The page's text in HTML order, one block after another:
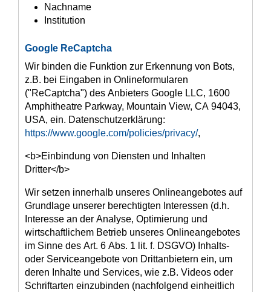
Nachname
Institution
Google ReCaptcha
Wir binden die Funktion zur Erkennung von Bots,
z.B. bei Eingaben in Onlineformularen
("ReCaptcha") des Anbieters Google LLC, 1600
Amphitheatre Parkway, Mountain View, CA 94043,
USA, ein. Datenschutzerklärung:
https://www.google.com/policies/privacy/,
<b>Einbindung von Diensten und Inhalten
Dritter</b>
Wir setzen innerhalb unseres Onlineangebotes auf
Grundlage unserer berechtigten Interessen (d.h.
Interesse an der Analyse, Optimierung und
wirtschaftlichem Betrieb unseres Onlineangebotes
im Sinne des Art. 6 Abs. 1 lit. f. DSGVO) Inhalts-
oder Serviceangebote von Drittanbietern ein, um
deren Inhalte und Services, wie z.B. Videos oder
Schriftarten einzubinden (nachfolgend einheitlich